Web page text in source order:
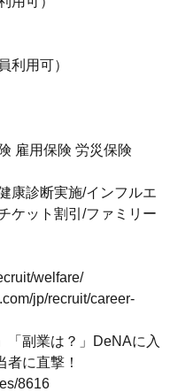
利用可）
雇用保険 労災保険
康診断実施/インフルエ
ケット割引/ファミリー
welfare/
jp/recruit/career-
「副業は？」DeNAに入
に直撃！
8616